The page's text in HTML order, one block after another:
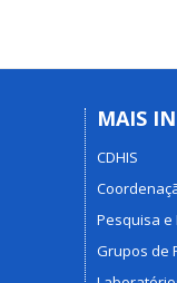
MAIS
CDHIS
Pesquisa e
Grupos de